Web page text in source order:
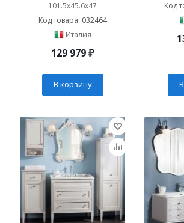
101.5x45.6x47
Код товара: 032464
Италия
129 979₽
В корзину
Код